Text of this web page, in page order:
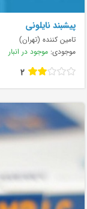
پیشبند نایلونی
تامین کننده (تهران)
موجودی: موجود در انبار
2